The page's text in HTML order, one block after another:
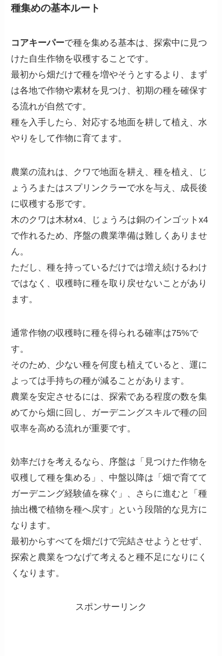
種集めの基本ルート
コアキーパーで種を集める基本は、探索中に見つ
けた自生作物を収穫することです。
最初から畑だけで種を増やそうとするより、まず
は各地で作物や素材を見つけ、初期の種を確保す
る流れが自然です。
種を入手したら、対応する地面を耕して植え、水
やりをして作物に育てます。
農業の流れは、クワで地面を耕え、種を植え、じ
ょうろまたはスプリンクラーで水を与え、成長後
に収穫する形です。
木のクワは木材x4、じょうろは銅のインゴットx4
で作れるため、序盤の農業準備は難しくありませ
ん。
ただし、種を持っているだけでは増え続けるわけ
ではなく、収穫時に種を取り戻せないことがあり
ます。
通常作物の収穫時に種を得られる確率は75%で
す。
そのため、少ない種を何度も植えていると、運に
よっては手持ちの種が減ることがあります。
農業を安定させるには、探索である程度の数を集
めてから畑に回し、ガーデニングスキルで種の回
収率を高める流れが重要です。
効率だけを考えるなら、序盤は「見つけた作物を
収穫して種を集める」、中盤以降は「畑で育てて
ガーデニング経験値を稼ぐ」、さらに進むと「種
抽出機で植物を種へ戻す」という段階的な見方に
なります。
最初からすべてを畑だけで完結させようとせず、
探索と農業をつなげて考えると種不足になりにく
くなります。
スポンサーリンク